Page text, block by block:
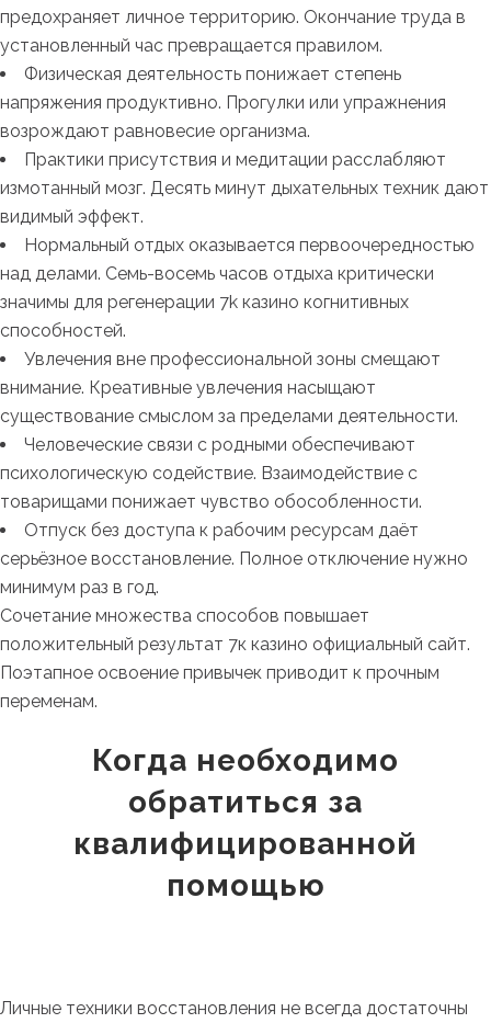
предохраняет личное территорию. Окончание труда в
установленный час превращается правилом.
Физическая деятельность понижает степень
напряжения продуктивно. Прогулки или упражнения
возрождают равновесие организма.
Практики присутствия и медитации расслабляют
измотанный мозг. Десять минут дыхательных техник дают
видимый эффект.
Нормальный отдых оказывается первоочередностью
над делами. Семь-восемь часов отдыха критически
значимы для регенерации 7k казино когнитивных
способностей.
Увлечения вне профессиональной зоны смещают
внимание. Креативные увлечения насыщают
существование смыслом за пределами деятельности.
Человеческие связи с родными обеспечивают
психологическую содействие. Взаимодействие с
товарищами понижает чувство обособленности.
Отпуск без доступа к рабочим ресурсам даёт
серьёзное восстановление. Полное отключение нужно
минимум раз в год.
Сочетание множества способов повышает
положительный результат 7к казино официальный сайт.
Поэтапное освоение привычек приводит к прочным
переменам.
Когда необходимо
обратиться за
квалифицированной
помощью
Личные техники восстановления не всегда достаточны